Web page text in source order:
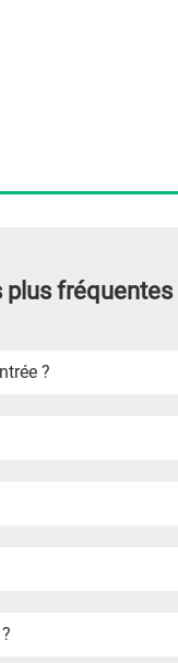
plus fréquentes
d’entrée ?